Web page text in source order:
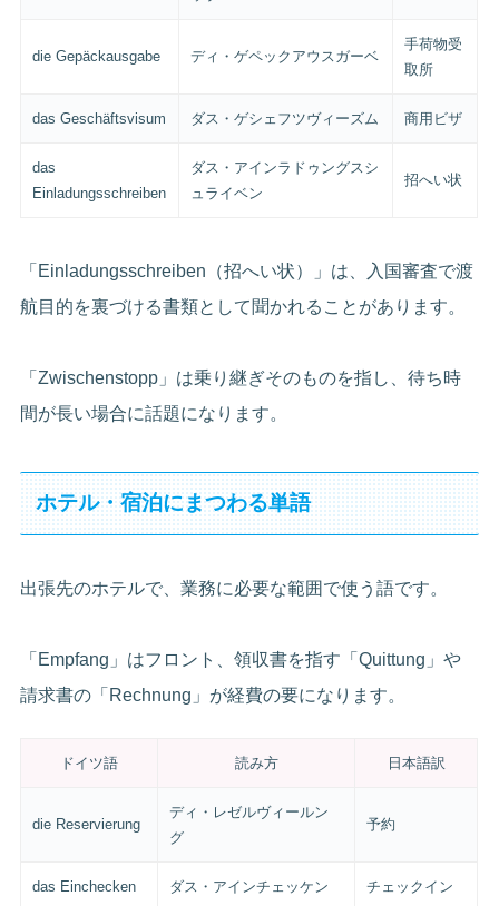
die Gepäckausgabe ディ・ゲペックアウスガーベ
手荷物受
取所
das Geschäftsvisum ダス・ゲシェフツヴィーズム 商用ビザ
das
Einladungsschreiben
ダス・アインラドゥングスシ
ュライベン
招へい状
「Einladungsschreiben（招へい状）」は、入国審査で渡
航目的を裏づける書類として聞かれることがあります。
「Zwischenstopp」は乗り継ぎそのものを指し、待ち時
間が長い場合に話題になります。
ホテル・宿泊にまつわる単語
出張先のホテルで、業務に必要な範囲で使う語です。
「Empfang」はフロント、領収書を指す「Quittung」や
請求書の「Rechnung」が経費の要になります。
ドイツ語 読み方 日本語訳
die Reservierung
ディ・レゼルヴィールン
グ
予約
das Einchecken ダス・アインチェッケン チェックイン